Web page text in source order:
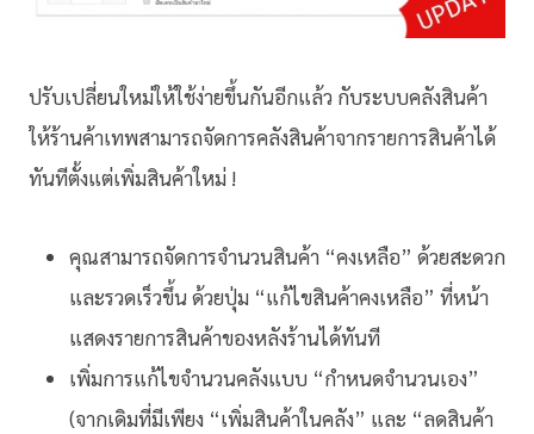
ปรับเปลี่ยนใหม่ให้ใช้ง่ายขึ้นกันอีกแล้ว กับระบบคลังสินค้า
ให้ร้านค้าเทพสามารถจัดการคลังสินค้าจากรายการสินค้าได้
ทันทีตั้งแต่เพิ่มสินค้าใหม่ !
คุณสามารถจัดการจำนวนสินค้า “คงเหลือ” ด้วยสะดวก
และรวดเร็วขึ้น ด้วยปุ่ม “แก้ไขสินค้าคงเหลือ” ที่หน้า
แสดงรายการสินค้าของหลังร้านได้ทันที
เพิ่มการแก้ไขจำนวนคลังแบบ “กำหนดจำนวนเอง”
(จากเดิมที่มีเพียง “เพิ่มสินค้าในคลัง” และ “ลดสินค้า